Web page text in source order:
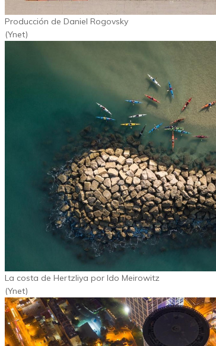
Producción de Daniel Rogovsky
(Ynet)
La costa de Hertzliya por Ido Meirowitz
(Ynet)